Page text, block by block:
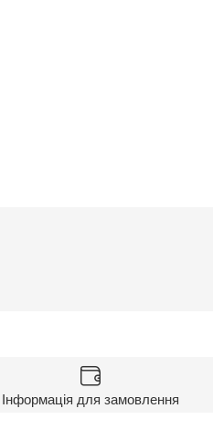
Інформація для замовлення